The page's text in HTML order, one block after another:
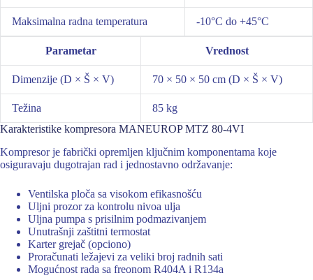
Maksimalna radna temperatura -10°C do +45°C
Parametar Vrednost
Dimenzije (D × Š × V) 70 × 50 × 50 cm (D × Š × V)
Težina
85 kg
Karakteristike kompresora MANEUROP MTZ 80-4VI
Kompresor je fabrički opremljen ključnim komponentama koje
osiguravaju dugotrajan rad i jednostavno održavanje:
Ventilska ploča sa visokom efikasnošću
Uljni prozor za kontrolu nivoa ulja
Uljna pumpa s prisilnim podmazivanjem
Unutrašnji zaštitni termostat
Karter grejač (opciono)
Proračunati ležajevi za veliki broj radnih sati
Mogućnost rada sa freonom R404A i R134a